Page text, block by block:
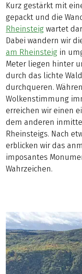
Kurz gestärkt mit
gepackt und die
Rheinsteig wartet
Dabei wandern wir
am Rheinsteig in
Meter liegen hinter
durch das lichte
durchqueren.
Wolkenstimmung
erreichen wir einen
dem anderen
Rheinsteigs. Nach
erblicken wir das
imposantes
Wahrzeichen.